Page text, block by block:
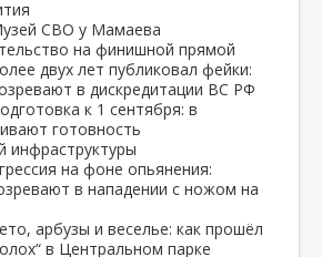
СВО у Мамаева
на финишной прямой
двух лет публиковал фейки:
в дискредитации ВС РФ
к 1 сентября: в
готовность
инфраструктуры
на фоне опьянения:
в нападении с ножом на
арбузы и веселье: как прошёл
в Центральном парке